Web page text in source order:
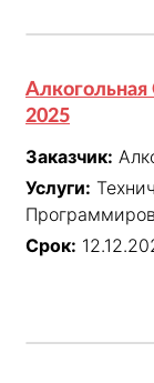
2025
Заказчик:
Услуги:
Срок: